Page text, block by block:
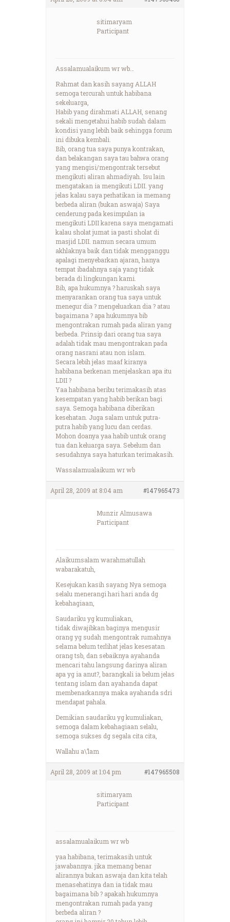
sitimaryam
Participant
Assalamualaikum wr wb…
Rahmat dan kasih sayang ALLAH
semoga tercurah untuk habibana
sekeluarga,
Habib yang dirahmati ALLAH, senang
sekali mengetahui habib sudah dalam
kondisi yang lebih baik sehingga forum
ini dibuka kembali.
Bib, orang tua saya punya kontrakan,
dan belakangan saya tau bahwa orang
yang mengisi/mengontrak tersebut
mengikuti aliran ahmadiyah. Isu lain
mengatakan ia mengikuti LDII. yang
jelas kalau saya perhatikan ia memang
berbeda aliran (bukan aswaja) Saya
cenderung pada kesimpulan ia
mengikuti LDII karena saya mengamati
kalau sholat jumat ia pasti sholat di
masjid LDII. namun secara umum
akhlaknya baik dan tidak mengganggu
apalagi menyebarkan ajaran, hanya
tempat ibadahnya saja yang tidak
berada di lingkungan kami.
Bib, apa hukumnya ? haruskah saya
menyarankan orang tua saya untuk
menegur dia ? mengeluarkan dia ? atau
bagaimana ? apa hukumnya bib
mengontrakan rumah pada aliran yang
berbeda. Prinsip dari orang tua saya
adalah tidak mau mengontrakan pada
orang nasrani atau non islam.
Secara lebih jelas maaf kiranya
habibana berkenan menjelaskan apa itu
LDII ?
Yaa habibana beribu terimakasih atas
kesempatan yang habib berikan bagi
saya. Semoga habibana diberikan
kesehatan. Juga salam untuk putra-
putra habib yang lucu dan cerdas.
Mohon doanya yaa habib untuk orang
tua dan keluarga saya. Sebelum dan
sesudahnya saya haturkan terimakasih.
Wassalamualaikum wr wb
April 28, 2009 at 8:04 am #147965473
Munzir Almusawa
Participant
Alaikumsalam warahmatullah
wabarakatuh,
Kesejukan kasih sayang Nya semoga
selalu menerangi hari hari anda dg
kebahagiaan,
Saudariku yg kumuliakan,
tidak diwajibkan baginya mengusir
orang yg sudah mengontrak rumahnya
selama belum terlihat jelas kesesatan
orang tsb, dan sebaiknya ayahanda
mencari tahu langsung darinya aliran
apa yg ia anut?, barangkali ia belum jelas
tentang islam dan ayahanda dapat
membenarkannya maka ayahanda sdri
mendapat pahala.
Demikian saudariku yg kumuliakan,
semoga dalam kebahagiaan selalu,
semoga sukses dg segala cita cita,
Wallahu a\’lam
April 28, 2009 at 1:04 pm #147965508
sitimaryam
Participant
assalamualaikum wr wb
yaa habibana, terimakasih untuk
jawabannya. jika memang benar
alirannya bukan aswaja dan kita telah
menasehatinya dan ia tidak mau
bagaimana bib ? apakah hukumnya
mengontrakan rumah pada yang
berbeda aliran ?